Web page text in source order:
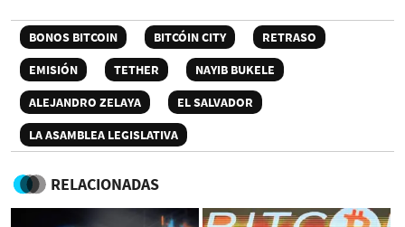
BONOS BITCOIN BITCÓIN CITY
RETRASO
EMISIÓN
TETHER
NAYIB BUKELE
ALEJANDRO ZELAYA
EL SALVADOR
LA ASAMBLEA LEGISLATIVA
RELACIONADAS